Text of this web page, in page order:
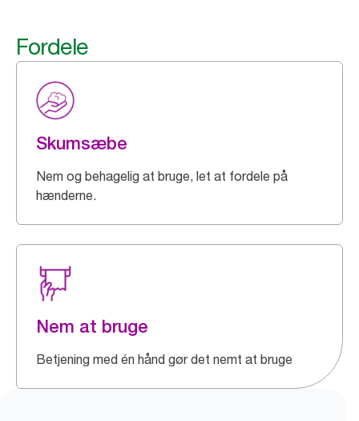
Fordele
Skumsæbe
Nem og behagelig at bruge, let at fordele på
hænderne.
Nem at bruge
Betjening med én hånd gør det nemt at bruge